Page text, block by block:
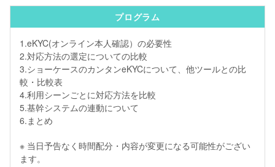
プログラム
1.eKYC(オンライン本人確認）の必要性
2.対応方法の選定についての比較
3.ショーケースのカンタンeKYCについて、他ツールとの比
較・比較表
4.利用シーンごとに対応方法を比較
5.基幹システムの連動について
6.まとめ
※ 当日予告なく時間配分・内容が変更になる可能性がござい
ます。